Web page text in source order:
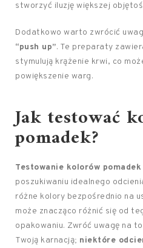
stworzyć iluzję większej
Dodatkowo warto zwrócić
“push up”. Te preparaty
stymulują krążenie krwi, co
powiększenie warg.
Jak testować
pomadek?
Testowanie kolorów pomadek
poszukiwaniu idealnego
różne kolory bezpośrednio na
może znacząco różnić się od
opakowaniu. Zwróć uwagę na
Twoją karnacją; niektóre